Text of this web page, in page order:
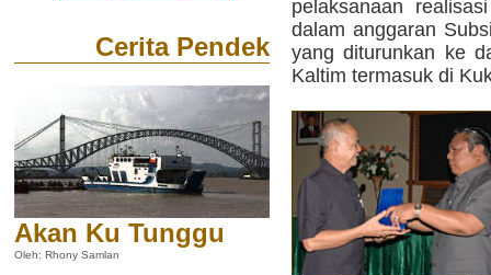
Cerita Pendek
Akan Ku Tunggu
Oleh: Rhony Samlan
pelaksanaan
dalam anggaran
yang diturunkan ke
Kaltim termasuk di